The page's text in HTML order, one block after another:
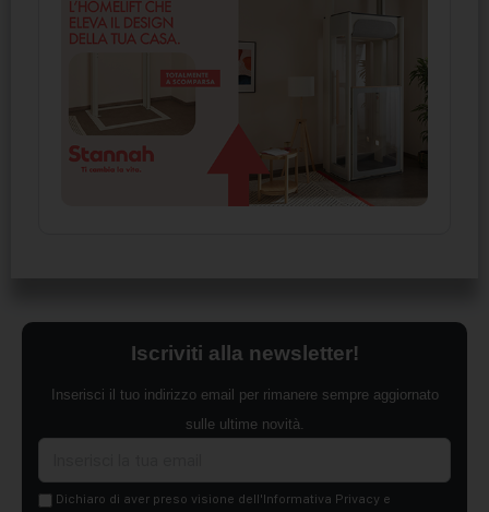
Iscriviti alla newsletter!
Inserisci il tuo indirizzo email per rimanere sempre aggiornato
sulle ultime novità.
Dichiaro di aver preso visione dell'Informativa Privacy e